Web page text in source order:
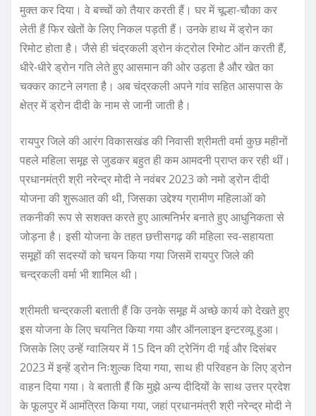
मुक्त कर दिया। वे बच्चों को तैयार करती हैं। घर में चूल्हा-चौका कर
लेती हैं फिर खेतों के लिए निकल पड़ती हैं। उनके हाथ में ड्रोन का
रिमोट होता है। जैसे ही चंद्रकली ड्रोन कंट्रोल रिमोट ऑन करती हैं,
धीरे-धीरे ड्रोन गति लेते हुए आसमान की ओर उड़ता है और खेत का
चक्कर काटने लगता है। अब चंद्रकली अपने गांव सहित आसपास के
क्षेत्र में ड्रोन दीदी के नाम से जानी जाती है।
रायपुर जिले की आरंग विकासखंड की निवासी श्रीमती वर्मा कुछ महीनों
पहले महिला समूह से जुडकर बहुत ही कम आमदनी प्राप्त कर रही थीं।
प्रधानमंत्री श्री नरेन्द्र मोदी ने नवंबर 2023 को नमो ड्रोन दीदी
योजना की शुरूआत की थी, जिसका उद्देश्य ग्रामीण महिलाओं को
तकनीकी रूप से सशक्त करते हुए आत्मनिर्भर बनाते हुए आधुनिकता से
जोड़ना है। इसी योजना के तहत छत्तीसगढ़ की महिला स्व-सहायता
समूहों की सदस्यों को चयन किया गया जिसमें रायपुर जिले की
चन्द्रकली वर्मा भी शामिल थी।
श्रीमती चन्द्रकली बताती हैं कि उनके समूह में अच्छे कार्य को देखते हुए
इस योजना के लिए चयनित किया गया और ऑनलाइन इन्टरव्यू हुआ।
जिसके लिए उन्हें ग्वालियर में 15 दिन की ट्रेनिंग दी गई और दिसंबर
2023 में इन्हें ड्रोन निःशुल्क दिया गया, साथ ही परिवहन के लिए ड्रोन
वाहन दिया गया। वे बताती हैं कि मुझे अन्य दीदियों के साथ उत्तर प्रदेश
के फूलपुर में आमंत्रित किया गया, जहां प्रधानमंत्री श्री नरेन्द्र मोदी ने